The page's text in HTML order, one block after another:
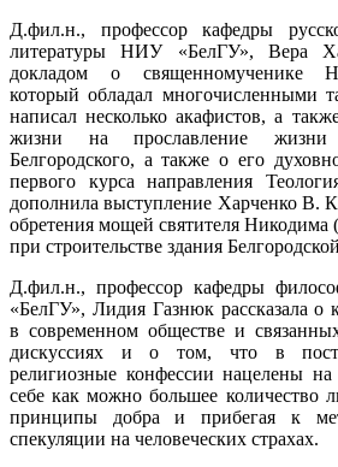
Д.фил.н., профессор кафедры
литературы НИУ «БелГУ», Вера
докладом о священномученике
который обладал многочисленными
написал несколько акафистов, а
жизни на прославление жизни
Белгородского, а также о его
первого курса направления
дополнила выступление Харченко В.
обретения мощей святителя Никодима
при строительстве здания
Д.фил.н., профессор кафедры
«БелГУ», Лидия Газнюк рассказала о
в современном обществе и
дискуссиях и о том, что в
религиозные конфессии нацелены
себе как можно большее количество
принципы добра и прибегая к
спекуляции на человеческих страхах.